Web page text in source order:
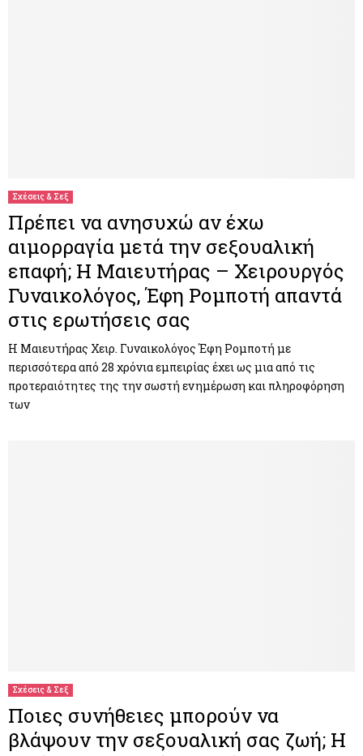
Σχέσεις & Σεξ
Πρέπει να ανησυχώ αν έχω
αιμορραγία μετά την σεξουαλική
επαφή; Η Μαιευτήρας – Χειρουργός
Γυναικολόγος, Έφη Ρομποτή απαντά
στις ερωτήσεις σας
Η Μαιευτήρας Χειρ. Γυναικολόγος Έφη Ρομποτή με
περισσότερα από 28 χρόνια εμπειρίας έχει ως μια από τις
προτεραιότητες της την σωστή ενημέρωση και πληροφόρηση
των
Σχέσεις & Σεξ
Ποιες συνήθειες μπορούν να
βλάψουν την σεξουαλική σας ζωή; Η